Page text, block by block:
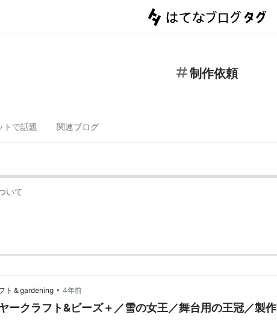
制作依頼
トで話題 関連ブログ
いて
ト＆gardening • 4年前
ークラフト&ビーズ＋／雪の女王／舞台用の王冠／製作